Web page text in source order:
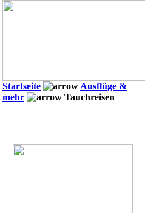
Startseite
Ausflüge &
mehr
Tauchreisen